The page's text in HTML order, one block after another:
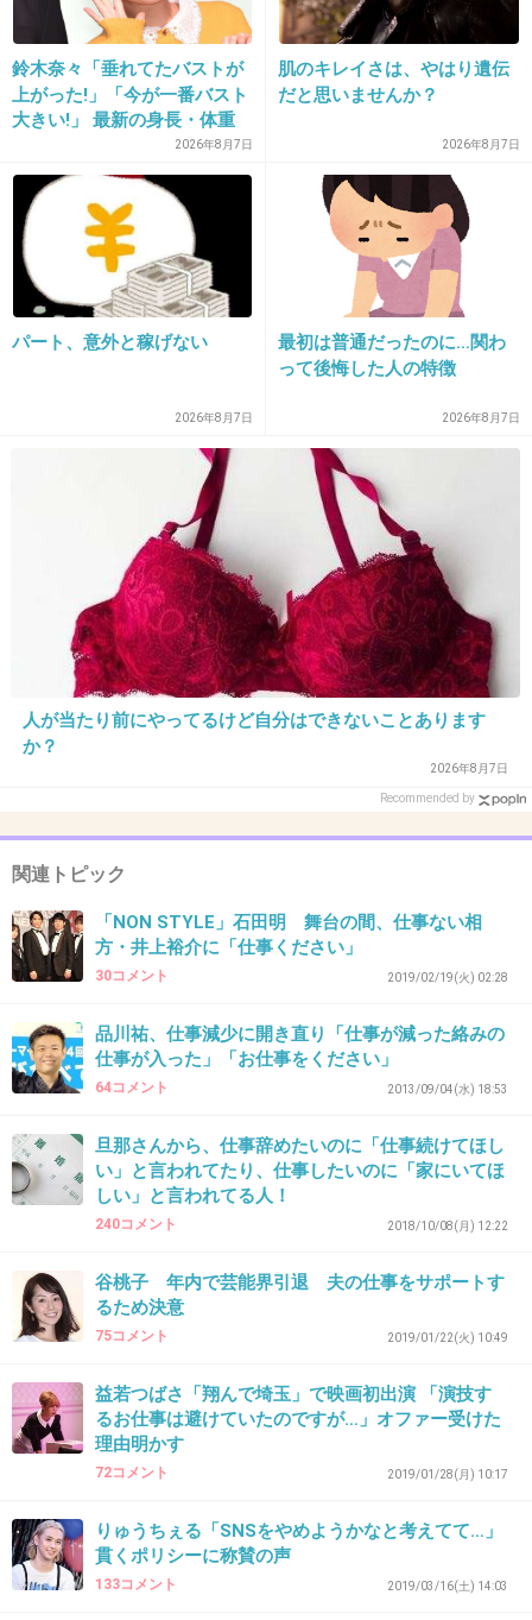
35. 匿名2019/06/20(木) 19:45:22
ツイッターやってる？教えてよって聞かれても探してくだ
さーい、鍵かけてないから見られたら困るー(笑)で逃げてる
万が一見つけられたときのフェイク用の当たり障りないこ
としか呟いてないアカウントと、鍵かけてるアカウント(も
ちろん名前とか具体的なことは呟かない)持ってる
ただの会社の人でしかない人にプライベートまで監視され
るのは嫌だ
+0 -0
+4
2019/06/20(木) 20:06:08
ネットは繋がるから日記を書く
+0 -0
ながり易くしてどうする。
+1
39. 匿名2019/06/20(木) 20:14:00
ガラケー最強伝説
40. 匿名2019/06/20(木) 20:14:10
+4 -0
41. 匿名2019/06/20(木) 20:23:11
朝の4時にメールきた時はマジでイラッときたわ
+0 -0
42. 匿名2019/06/20(木) 20:26:05
鈴木奈々「垂れてたバストが
上がった!」「今が一番バスト
大きい!」 最新の身長・体重
2026年8月7日
肌のキレイさは、やはり遺伝
だと思いませんか？
2026年8月7日
パート、意外と稼げない
2026年8月7日
最初は普通だったのに…関わ
って後悔した人の特徴
2026年8月7日
人が当たり前にやってるけど自分はできないことあります
か？
2026年8月7日
Recommended by
関連トピック
「NON STYLE」石田明 舞台の間、仕事ない相
方・井上裕介に「仕事ください」
30コメント 2019/02/19(火) 02:28
品川祐、仕事減少に開き直り「仕事が減った絡みの
仕事が入った」「お仕事をください」
64コメント 2013/09/04(水) 18:53
旦那さんから、仕事辞めたいのに「仕事続けてほし
い」と言われてたり、仕事したいのに「家にいてほ
しい」と言われてる人！
240コメント 2018/10/08(月) 12:22
谷桃子 年内で芸能界引退 夫の仕事をサポートす
るため決意
75コメント 2019/01/22(火) 10:49
益若つばさ「翔んで埼玉」で映画初出演 「演技す
るお仕事は避けていたのですが…」オファー受けた
理由明かす
72コメント 2019/01/28(月) 10:17
りゅうちぇる「SNSをやめようかなと考えてて…」
貫くポリシーに称賛の声
133コメント 2019/03/16(土) 14:03